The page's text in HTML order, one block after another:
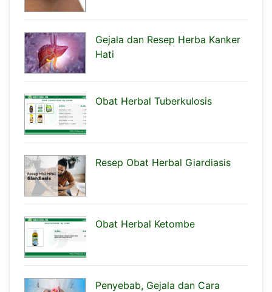
Gejala dan Resep Herba Kanker
Hati
Obat Herbal Tuberkulosis
Resep Obat Herbal Giardiasis
Obat Herbal Ketombe
Penyebab, Gejala dan Cara